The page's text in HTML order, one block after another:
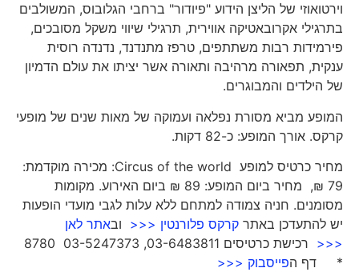
וירטואוזי של הליצן הידוע "פיודור" ברחבי הגלובוס, המשולבים
בתרגילי אקרובאטיקה אווירית, תרגילי שיווי משקל מסובכים,
פירמידות רבות משתתפים, טרפז מתנדנד, נדנדה רוסית
ענקית, תפאורה מרהיבה ותאורה אשר יציתו את עולם הדמיון
של הילדים והמבוגרים.
המופע מביא מסורת נפלאה ועמוקה של מאות שנים של מופעי
קרקס. אורך המופע: כ-82 דקות.
מחיר כרטיס למופע Circus of the world: מכירה מוקדמת:
79 ₪, מחיר ביום המופע: 89 ₪ ביום האירוע. מקומות
מסומנים. חניה צמודה למתחם ללא עלות לגבי מועדי הופעות
יש להתעדכן באתרקרקס פלורנטין <<<וב אתר לאן
<<<
רכישת כרטיסים 03-6483811, 03-5247373 8780
* דף הפייסבוק <<<